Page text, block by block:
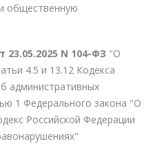
общественную
N 104-ФЗ "О
4.5 и 13.12 Кодекса
административных
1 Федерального закона "О
Российской Федерации